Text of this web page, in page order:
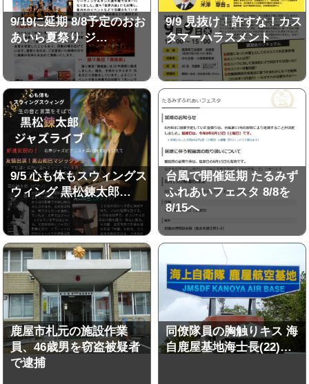
9/19に延期 8/8予定のおお
あいら夏祭り ジ…
9/9 見抜け！許すな！カス
タマーハラスメント
9/5 心も体もスウィングス
ウィング 黒松錬太郎…
台風で開催延期 たるみず
ふれあいフェスタ 8/8を
8/15へ
鹿屋市札元の施設作業
員、46歳男を窃盗被疑者
で逮捕
同僚隊員の胸触りキス 海
自鹿屋基地海士長(22)…